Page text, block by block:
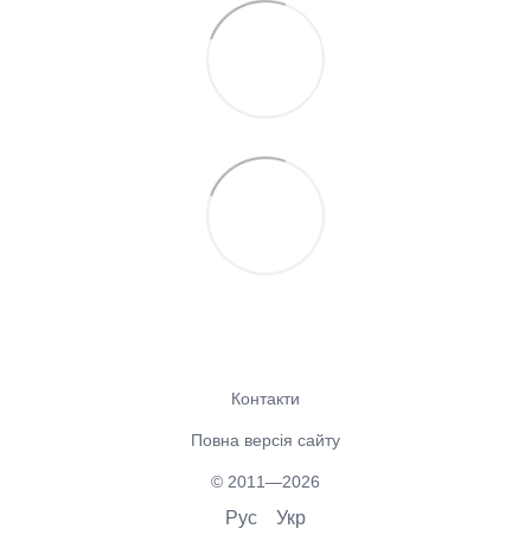
Контакти
Повна версія сайту
© 2011—2026
Рус Укр